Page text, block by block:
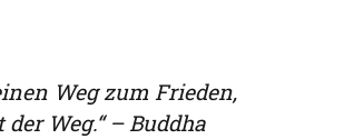
Weg zum Frieden,
Weg.“ – Buddha